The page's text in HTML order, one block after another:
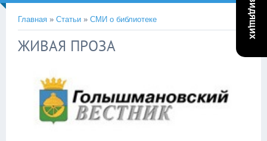
Главная » Статьи » СМИ о библиотеке
ЖИВАЯ ПРОЗА